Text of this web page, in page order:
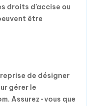
droits d’accise ou
être
de désigner
gérer le
Assurez-vous que